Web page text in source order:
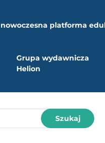
nowoczesna platforma
Grupa wydawnicza
Helion
Szukaj